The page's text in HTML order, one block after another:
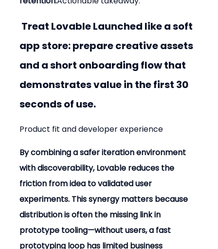
app store: prepare creative assets
and a short onboarding flow that
demonstrates value in the first 30
seconds of use.
Product fit and developer experience
By combining a safer iteration environment
with discoverability, Lovable reduces the
friction from idea to validated user
experiments. This synergy matters because
distribution is often the missing link in
prototype tooling—without users, a fast
prototyping loop has limited business